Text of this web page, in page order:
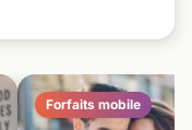
Forfaits mobile